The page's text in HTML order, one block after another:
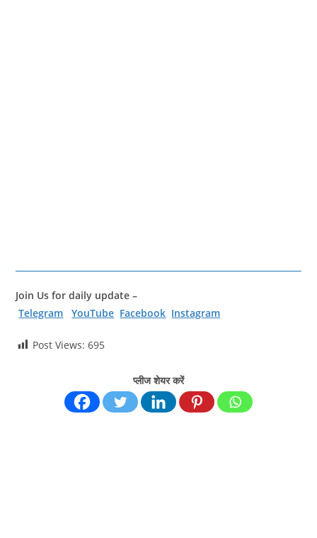
Join Us for daily update –
Telegram
YouTube Facebook Instagram
Post Views: 695
प्लीज शेयर करें